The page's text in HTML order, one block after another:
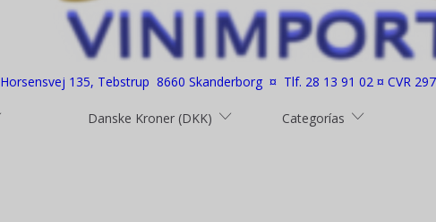
Horsensvej 135, Tebstrup 8660 Skanderborg ¤ Tlf. 28 13 91 02 ¤ CVR
Danske Kroner (DKK) Categorías